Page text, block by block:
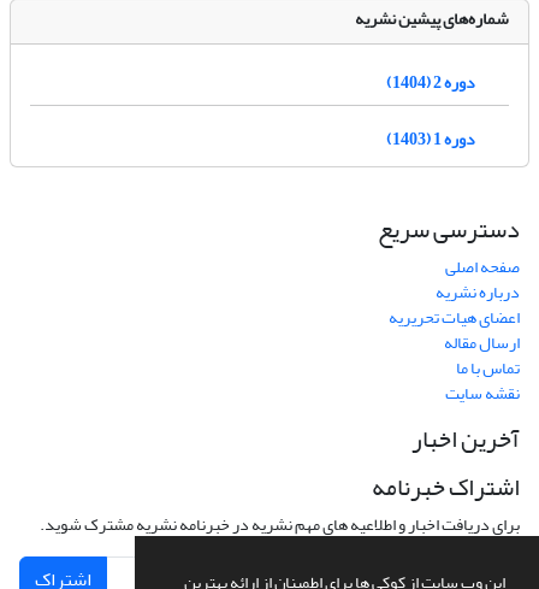
این وب سایت از کوکی ها برای اطمینان از ارائه بهترین
شماره‌های پیشین نشریه
دوره 2 (1404)
دوره 1 (1403)
دسترسی سریع
صفحه اصلی
درباره نشریه
اعضای هیات تحریریه
ارسال مقاله
تماس با ما
نقشه سایت
آخرین اخبار
اشتراک خبرنامه
برای دریافت اخبار و اطلاعیه های مهم نشریه در خبرنامه نشریه مشترک شوید.
اشتراک